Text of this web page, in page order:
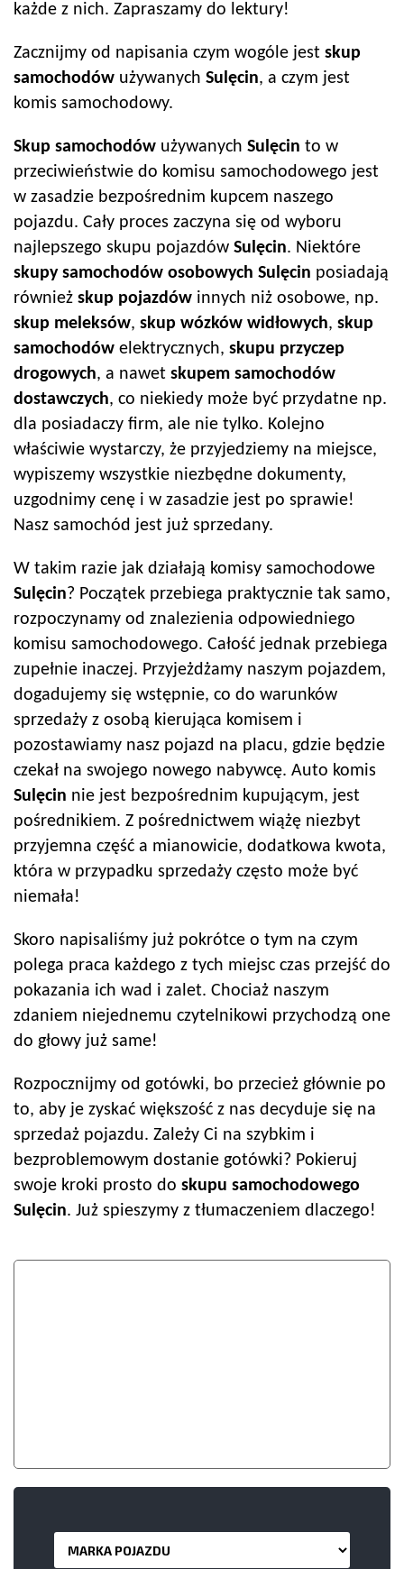
każde z nich. Zapraszamy do lektury!
Zacznijmy od napisania czym wogóle jest skup
samochodów używanych Sulęcin, a czym jest
komis samochodowy.
Skup samochodów używanych Sulęcin to w
przeciwieństwie do komisu samochodowego jest
w zasadzie bezpośrednim kupcem naszego
pojazdu. Cały proces zaczyna się od wyboru
najlepszego skupu pojazdów Sulęcin. Niektóre
skupy samochodów osobowych Sulęcin posiadają
również skup pojazdów innych niż osobowe, np.
skup meleksów, skup wózków widłowych, skup
samochodów elektrycznych, skupu przyczep
drogowych, a nawet skupem samochodów
dostawczych, co niekiedy może być przydatne np.
dla posiadaczy firm, ale nie tylko. Kolejno
właściwie wystarczy, że przyjedziemy na miejsce,
wypiszemy wszystkie niezbędne dokumenty,
uzgodnimy cenę i w zasadzie jest po sprawie!
Nasz samochód jest już sprzedany.
W takim razie jak działają komisy samochodowe
Sulęcin ? Początek przebiega praktycznie tak samo,
rozpoczynamy od znalezienia odpowiedniego
komisu samochodowego. Całość jednak przebiega
zupełnie inaczej. Przyjeżdżamy naszym pojazdem,
dogadujemy się wstępnie, co do warunków
sprzedaży z osobą kierująca komisem i
pozostawiamy nasz pojazd na placu, gdzie będzie
czekał na swojego nowego nabywcę. Auto komis
Sulęcin nie jest bezpośrednim kupującym, jest
pośrednikiem. Z pośrednictwem wiążę niezbyt
przyjemna część a mianowicie, dodatkowa kwota,
która w przypadku sprzedaży często może być
niemała!
Skoro napisaliśmy już pokrótce o tym na czym
polega praca każdego z tych miejsc czas przejść do
pokazania ich wad i zalet. Chociaż naszym
zdaniem niejednemu czytelnikowi przychodzą one
do głowy już same!
Rozpocznijmy od gotówki, bo przecież głównie po
to, aby je zyskać większość z nas decyduje się na
sprzedaż pojazdu. Zależy Ci na szybkim i
bezproblemowym dostanie gotówki? Pokieruj
swoje kroki prosto do skupu samochodowego
Sulęcin. Już spieszymy z tłumaczeniem dlaczego!